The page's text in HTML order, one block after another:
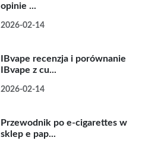
opinie ...
2026-02-14
IBvape recenzja i porównanie
IBvape z cu...
2026-02-14
Przewodnik po e-cigarettes w
sklep e pap...